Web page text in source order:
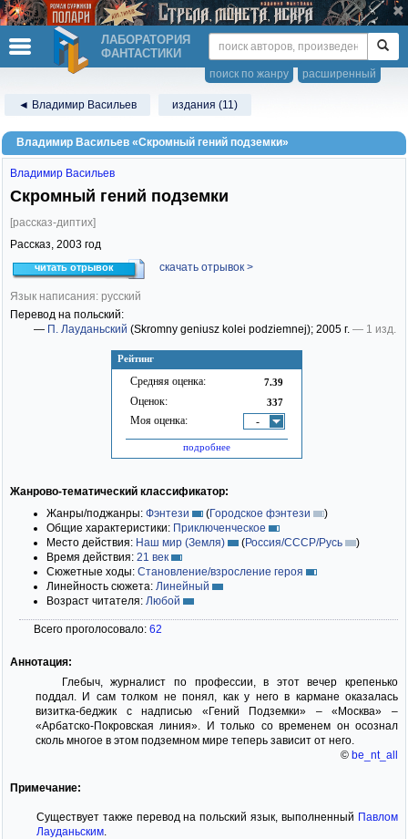
ЛАБОРАТОРИЯ
ФАНТАСТИКИ
расширенный
поиск по жанру
◄ Владимир Васильев издания (11)
Владимир Васильев «Скромный гений подземки»
Рейтинг
Средняя оценка: 7.39
Оценок: 337
Моя оценка: -
подробнее
Владимир Васильев
Скромный гений подземки
[рассказ-диптих]
Рассказ, 2003 год
читать отрывок скачать отрывок >
Язык написания: русский
Перевод на польский:
— П. Лауданьский (Skromny geniusz kolei podziemnej); 2005 г. — 1 изд.
Жанрово-тематический классификатор:
Жанры/поджанры: Фэнтези (Городское фэнтези
)
Общие характеристики: Приключенческое
Место действия: Наш мир (Земля) (Россия/СССР/Русь
)
Время действия: 21 век
Сюжетные ходы: Становление/взросление героя
Линейность сюжета: Линейный
Возраст читателя: Любой
Всего проголосовало: 62
Аннотация:
Глебыч, журналист по профессии, в этот вечер крепенько
поддал. И сам толком не понял, как у него в кармане оказалась
визитка-беджик с надписью «Гений Подземки» – «Москва» –
«Арбатско-Покровская линия». И только со временем он осознал
сколь многое в этом подземном мире теперь зависит от него.
© be_nt_all
Примечание:
Существует также перевод на польский язык, выполненный Павлом
Лауданьским.